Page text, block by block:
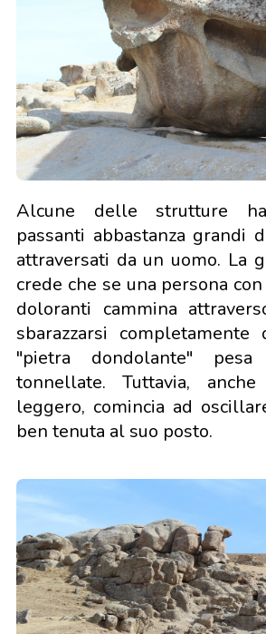
Alcune delle strutture
passanti abbastanza grandi
attraversati da un uomo. La
crede che se una persona
doloranti cammina
sbarazzarsi
"pietra dondolante"
tonnellate. Tuttavia,
leggero, comincia ad
ben tenuta al suo posto.